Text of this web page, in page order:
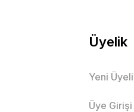
Üyelik
Yeni
Üye Girişi